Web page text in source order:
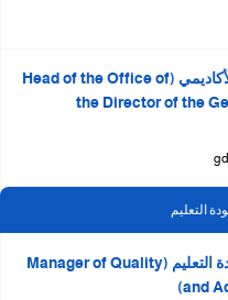
رئيس مكتب مدير الإدارة العامة للدعم الأكاديمي (Head of the Office of
the Director of the
التعليم
مدير ادارة الاعتماد الأكاديمي وضمان جودة التعليم (Manager of Quality
and